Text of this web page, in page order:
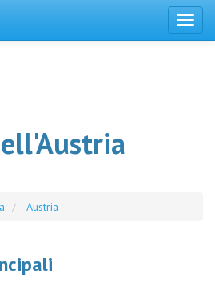
Austria